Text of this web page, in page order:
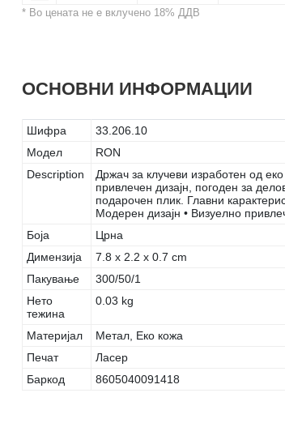
* Во цената не е вклучено 18% ДДВ
ОСНОВНИ ИНФОРМАЦИИ
Шифра
33.206.10
Модел
RON
Description
Држач за клучеви изработен од
привлечен дизајн, погоден за
подарочен плик. Главни
Модерен дизајн • Визуелно
Боја
Црна
Димензија
7.8 x 2.2 x 0.7 cm
Пакување
300/50/1
Нето
тежина
0.03 kg
Материјал
Метал, Еко кожа
Печат
Ласер
Баркод
8605040091418